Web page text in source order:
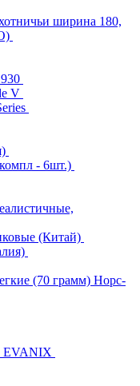
ширина 180,
V
- 6шт.)
(Китай)
(70 грамм) Норс-
EVANIX